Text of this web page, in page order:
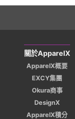
關於ApparelX
ApparelX概要
EXCY集團
Okura商事
DesignX
ApparelX積分